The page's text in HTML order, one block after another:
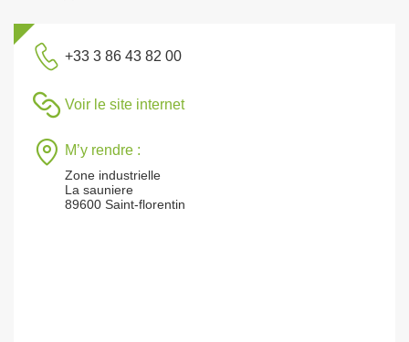
+33 3 86 43 82 00
Voir le site internet
M’y rendre :
Zone industrielle
La sauniere
89600 Saint-florentin